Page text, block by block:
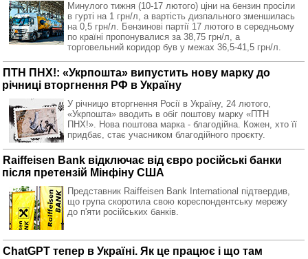
Минулого тижня (10-17 лютого) ціни на бензин просіли
в гурті на 1 грн/л, а вартість дизпального зменшилась
на 0,5 грн/л. Бензинові партії 17 лютого в середньому
по країні пропонувалися за 38,75 грн/л, а
торговельний коридор був у межах 36,5-41,5 грн/л.
ПТН ПНХ!: «Укрпошта» випустить нову марку до
річниці вторгнення РФ в Україну
У річницю вторгнення Росії в Україну, 24 лютого,
«Укрпошта» вводить в обіг поштову марку «ПТН
ПНХ!». Нова поштова марка - благодійна. Кожен, хто її
придбає, стає учасником благодійного проєкту.
Raiffeisen Bank відключає від євро російські банки
після претензій Мінфіну США
Представник Raiffeisen Bank International підтвердив,
що група скоротила свою кореспондентську мережу
до п'яти російських банків.
ChatGPT тепер в Україні. Як це працює і що там